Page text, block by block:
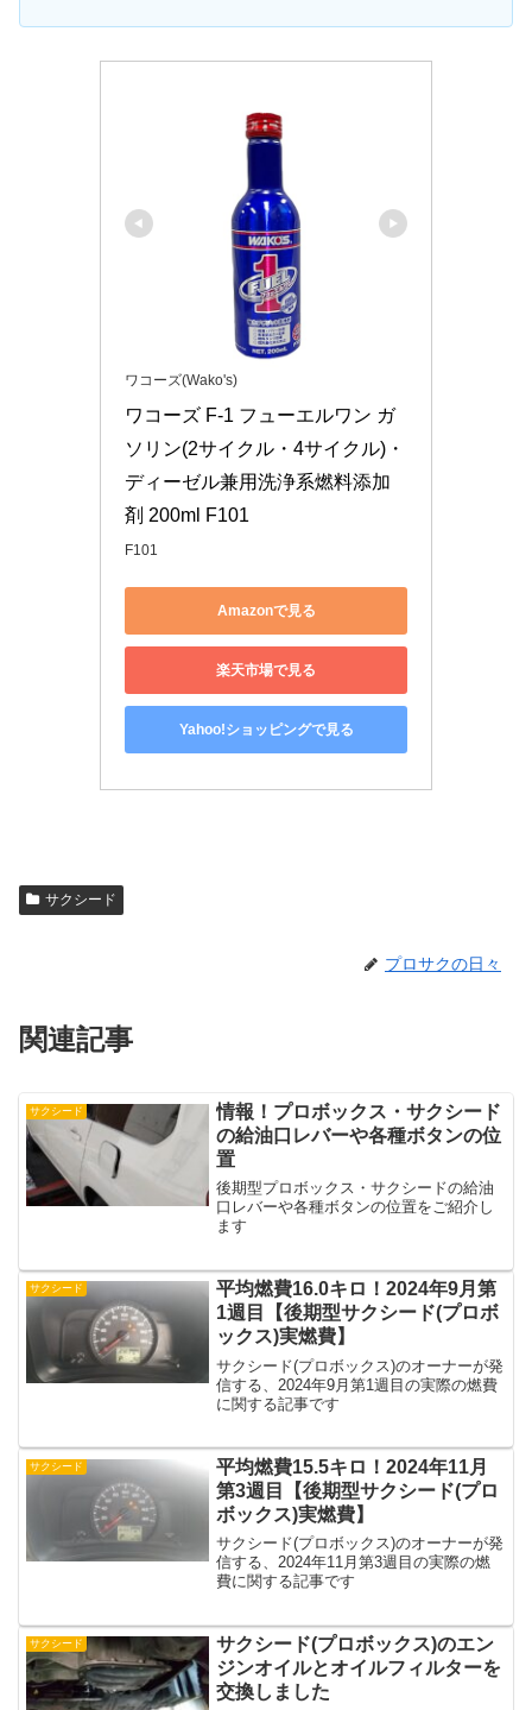
ワコーズ(Wako's)
ワコーズ F-1 フューエルワン ガ
ソリン(2サイクル・4サイクル)・
ディーゼル兼用洗浄系燃料添加
剤 200ml F101
F101
Amazonで見る
楽天市場で見る
Yahoo!ショッピングで見る
サクシード
プロサクの日々
関連記事
サクシード
情報！プロボックス・サクシード
の給油口レバーや各種ボタンの位
置
後期型プロボックス・サクシードの給油
口レバーや各種ボタンの位置をご紹介し
ます
サクシード
平均燃費16.0キロ！2024年9月第
1週目【後期型サクシード(プロボ
ックス)実燃費】
サクシード(プロボックス)のオーナーが発
信する、2024年9月第1週目の実際の燃費
に関する記事です
サクシード
平均燃費15.5キロ！2024年11月
第3週目【後期型サクシード(プロ
ボックス)実燃費】
サクシード(プロボックス)のオーナーが発
信する、2024年11月第3週目の実際の燃
費に関する記事です
サクシード
サクシード(プロボックス)のエン
ジンオイルとオイルフィルターを
交換しました